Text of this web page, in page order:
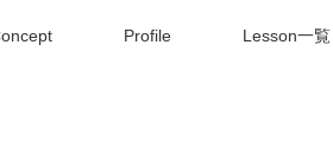
Profile Lesson一覧